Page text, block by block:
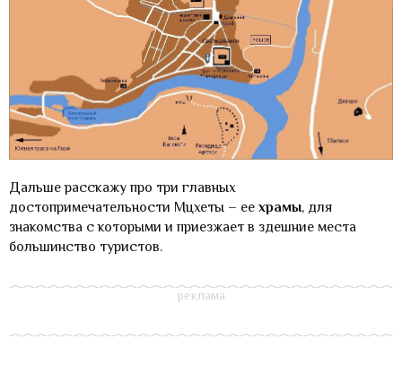
Дальше расскажу про три главных
достопримечательности Мцхеты – ее храмы, для
знакомства с которыми и приезжает в здешние места
большинство туристов.